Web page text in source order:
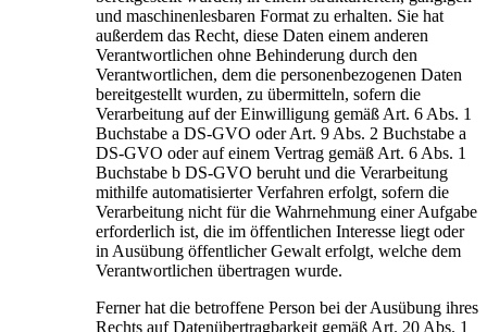
und maschinenlesbaren Format zu erhalten. Sie hat
außerdem das Recht, diese Daten einem anderen
Verantwortlichen ohne Behinderung durch den
Verantwortlichen, dem die personenbezogenen Daten
bereitgestellt wurden, zu übermitteln, sofern die
Verarbeitung auf der Einwilligung gemäß Art. 6 Abs. 1
Buchstabe a DS-GVO oder Art. 9 Abs. 2 Buchstabe a
DS-GVO oder auf einem Vertrag gemäß Art. 6 Abs. 1
Buchstabe b DS-GVO beruht und die Verarbeitung
mithilfe automatisierter Verfahren erfolgt, sofern die
Verarbeitung nicht für die Wahrnehmung einer Aufgabe
erforderlich ist, die im öffentlichen Interesse liegt oder
in Ausübung öffentlicher Gewalt erfolgt, welche dem
Verantwortlichen übertragen wurde.
Ferner hat die betroffene Person bei der Ausübung ihres
Rechts auf Datenübertragbarkeit gemäß Art. 20 Abs. 1